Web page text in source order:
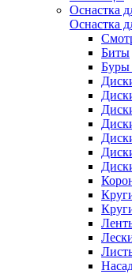
Оснастка
Оснастка
Биты
Буры